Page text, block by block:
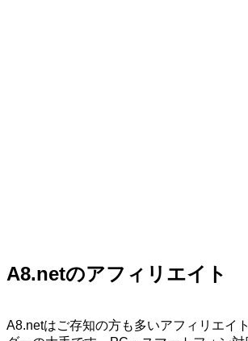
A8.netのアフィリエイト
A8.netはご存知の方も多いアフィリエイ